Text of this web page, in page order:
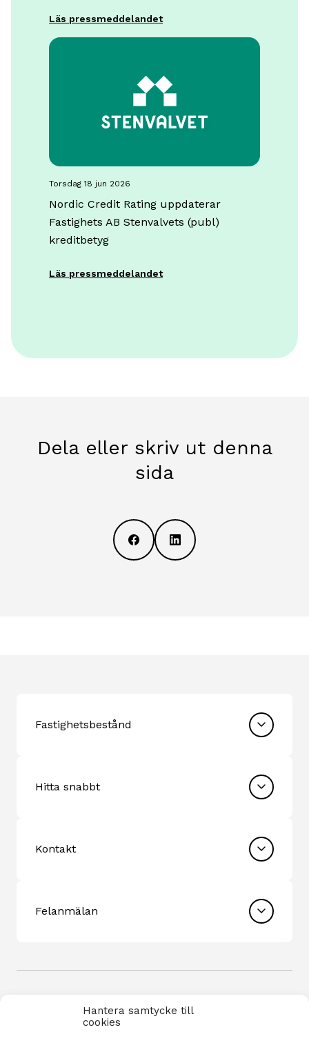
Hantera samtycke till
cookies
Läs pressmeddelandet
torsdag 18 jun 2026
Nordic Credit Rating uppdaterar
Fastighets AB Stenvalvets (publ)
kreditbetyg
Läs pressmeddelandet
Dela eller skriv ut denna
sida
Fastighetsbestånd
Hitta snabbt
Kontakt
Felanmälan